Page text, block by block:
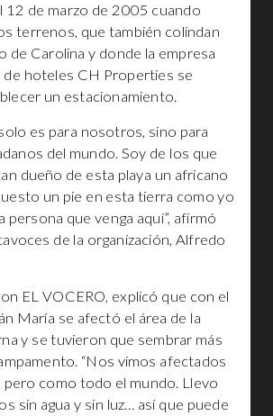
12 de marzo de 2005 cuando
terrenos, que también colindan
de Carolina y donde la empresa
de hoteles CH Properties se
un estacionamiento.
es para nosotros, sino para
del mundo. Soy de los que
dueño de esta playa un africano
un pie en esta tierra como yo
persona que venga aquí”, afirmó
de la organización, Alfredo
EL VOCERO, explicó que con el
María se afectó el área de la
y se tuvieron que sembrar más
“Nos vimos afectados
pero como todo el mundo. Llevo
sin agua y sin luz… así que puede